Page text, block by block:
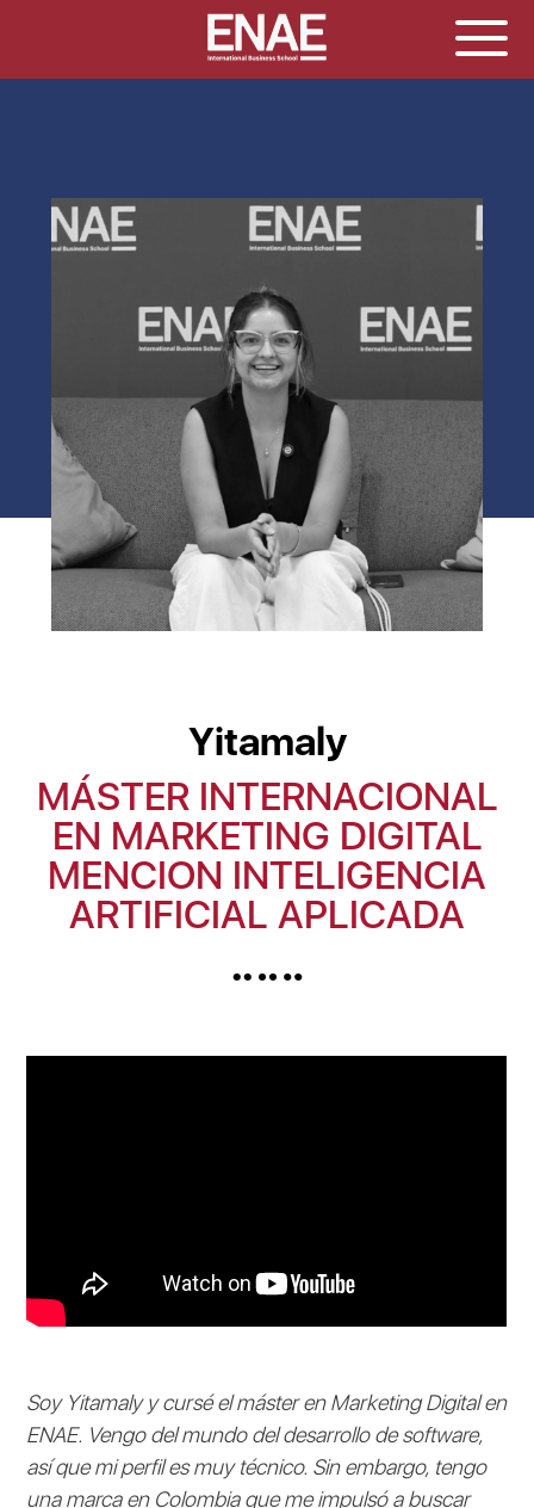
Yitamaly
MÁSTER INTERNACIONAL
EN MARKETING DIGITAL
MENCION INTELIGENCIA
ARTIFICIAL APLICADA
Soy Yitamaly y cursé el máster en Marketing Digital en
ENAE. Vengo del mundo del desarrollo de software,
así que mi perfil es muy técnico. Sin embargo, tengo
una marca en Colombia que me impulsó a buscar